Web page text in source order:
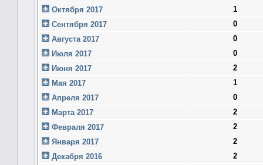
Октября 2017
1
Сентября 2017
0
Августа 2017
0
Июля 2017
0
Июня 2017
2
Мая 2017
1
Апреля 2017
0
Марта 2017
2
Февраля 2017
2
Января 2017
2
Декабря 2016
2